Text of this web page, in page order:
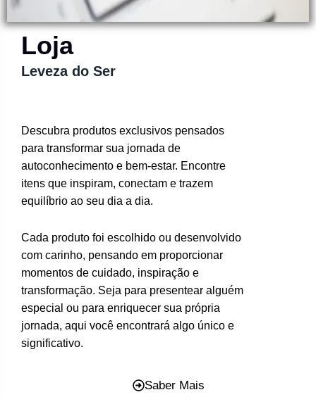
Loja
Leveza do Ser
Descubra produtos exclusivos pensados
para transformar sua jornada de
autoconhecimento e bem-estar. Encontre
itens que inspiram, conectam e trazem
equilíbrio ao seu dia a dia.
Cada produto foi escolhido ou desenvolvido
com carinho, pensando em proporcionar
momentos de cuidado, inspiração e
transformação. Seja para presentear alguém
especial ou para enriquecer sua própria
jornada, aqui você encontrará algo único e
significativo.
Saber Mais